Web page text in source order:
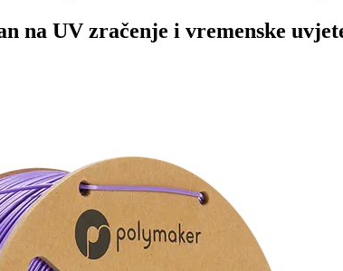
na UV zračenje i vremenske